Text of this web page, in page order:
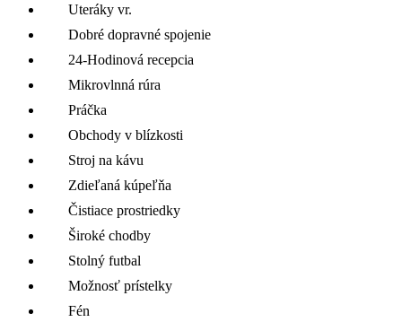
Uteráky vr.
Dobré dopravné spojenie
24-Hodinová recepcia
Mikrovlnná rúra
Práčka
Obchody v blízkosti
Stroj na kávu
Zdieľaná kúpeľňa
Čistiace prostriedky
Široké chodby
Stolný futbal
Možnosť prístelky
Fén